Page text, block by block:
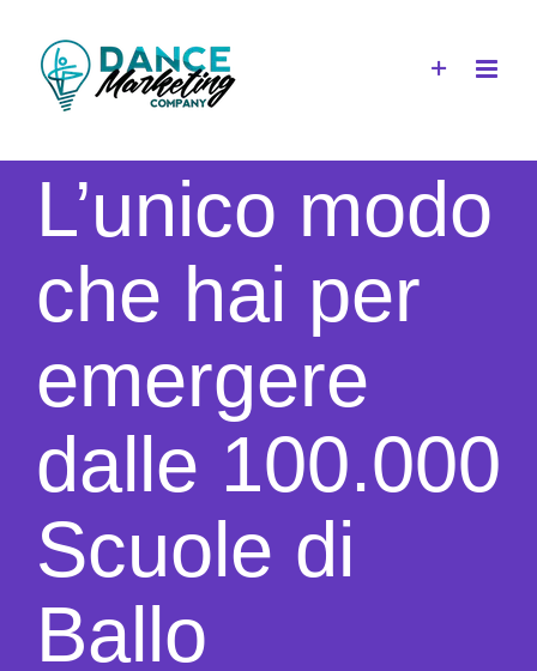
contenuto
L’unico modo
che hai per
emergere
dalle 100.000
Scuole di
Ballo